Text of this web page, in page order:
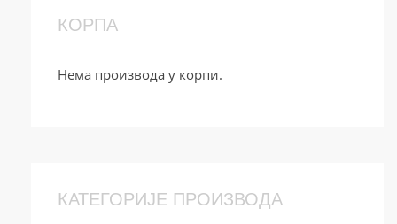
КОРПА
Нема производа у корпи.
КАТЕГОРИЈЕ ПРОИЗВОДА